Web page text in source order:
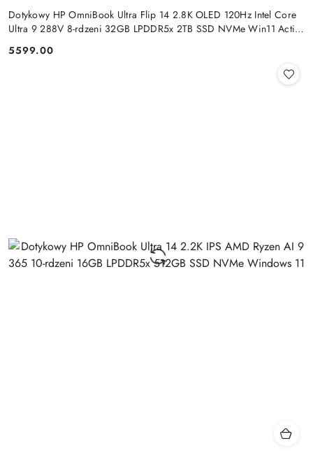
Dotykowy HP OmniBook Ultra Flip 14 2.8K OLED 120Hz Intel Core
Ultra 9 288V 8-rdzeni 32GB LPDDR5x 2TB SSD NVMe Win11 Active
Cena:
5599.00